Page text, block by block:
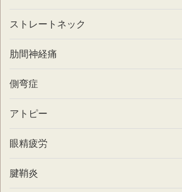
ストレートネック
肋間神経痛
側弯症
アトピー
眼精疲労
腱鞘炎